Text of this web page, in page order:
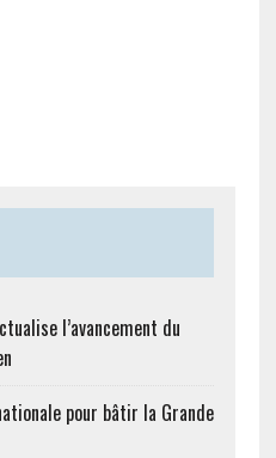
l’avancement du
pour bâtir la Grande